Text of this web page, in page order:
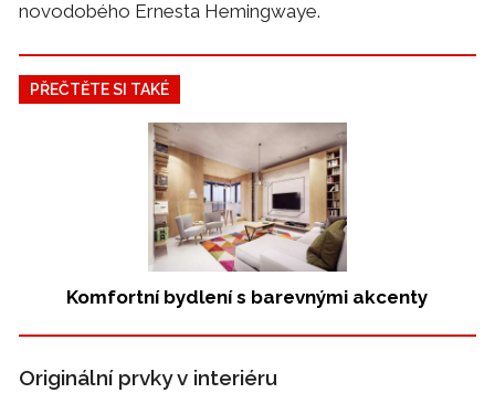
novodobého Ernesta Hemingwaye.
PŘEČTĚTE SI TAKÉ
Komfortní bydlení s barevnými akcenty
Originální prvky v interiéru